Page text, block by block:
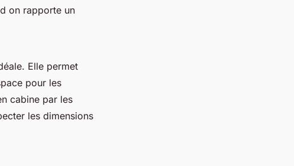
on rapporte un
Elle permet
pour les
cabine par les
les dimensions